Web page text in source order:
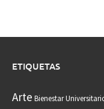
ETIQUETAS
Arte Bienestar